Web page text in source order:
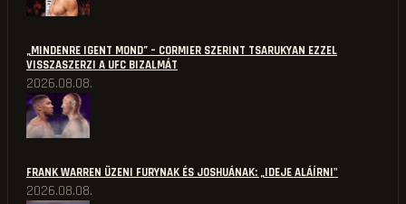
„MINDENRE IGENT MOND” – CORMIER SZERINT TSARUKYAN EZZEL
VISSZASZERZI A UFC BIZALMÁT
2026.08.08.
FRANK WARREN ÜZENI FURYNAK ÉS JOSHUÁNAK: „IDEJE ALÁÍRNI"
2026.08.08.